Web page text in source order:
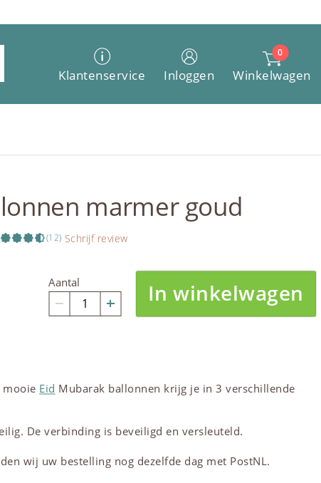
Klantenservice Inloggen
0
Winkelwagen
marmer goud
(12) Schrijf review
Aantal In winkelwagen
mooie Eid Mubarak ballonnen krijg je in 3 verschillende
De verbinding is beveiligd en versleuteld.
wij uw bestelling nog dezelfde dag met PostNL.